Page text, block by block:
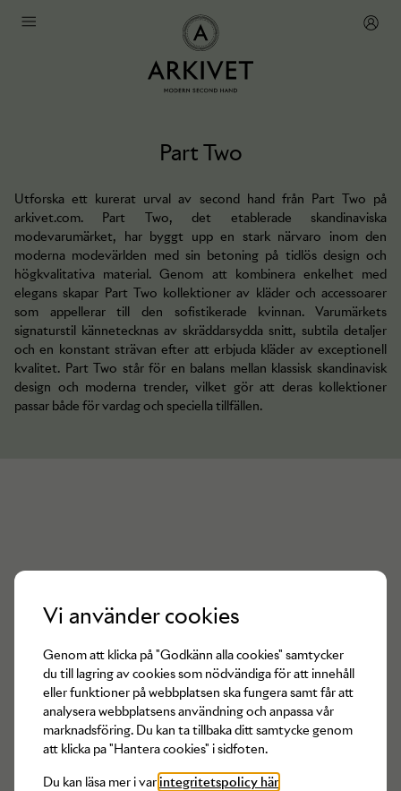
Part Two
Utforska ett kurerat urval av second hand från Part Two på
arkivet.com. Part Two, det etablerade skandinaviska
modevarumärket, har byggt upp en stark närvaro inom den
moderna modevärlden med sin betoning på tidlös design och
högkvalitativa material. Genom att kombinera enkelhet med
elegans skapar Part Two kollektioner av kläder och accessoarer
som appellerar till den sofistikerade kvinnan. Varumärkets
signaturstil kännetecknas av skräddarsydda snitt, subtila detaljer
och en konstant strävan efter att erbjuda kläder av exceptionell
kvalitet. Part Two står för en balans mellan klassisk skandinavisk
design och moderna trender, vilket gör att deras kollektioner
passar både för vardag och speciella tillfällen.
Det finns inga produkter avPart Two
tillgängliga för tillfället
Vi använder cookies
Genom att klicka på "Godkänn alla cookies" samtycker
du till lagring av cookies som nödvändiga för att innehåll
eller funktioner på webbplatsen ska fungera samt får att
analysera webbplatsens användning och anpassa vår
marknadsföring. Du kan ta tillbaka ditt samtycke genom
att klicka pa "Hantera cookies" i sidfoten.
Du kan läsa mer i var integritetspolicy här